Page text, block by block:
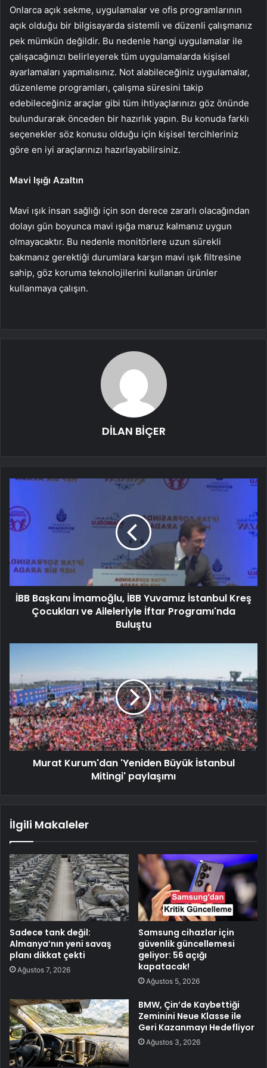
Onlarca açık sekme, uygulamalar ve ofis programlarının
açık olduğu bir bilgisayarda sistemli ve düzenli çalışmanız
pek mümkün değildir. Bu nedenle hangi uygulamalar ile
çalışacağınızı belirleyerek tüm uygulamalarda kişisel
ayarlamaları yapmalısınız. Not alabileceğiniz uygulamalar,
düzenleme programları, çalışma süresini takip
edebileceğiniz araçlar gibi tüm ihtiyaçlarınızı göz önünde
bulundurarak önceden bir hazırlık yapın. Bu konuda farklı
seçenekler söz konusu olduğu için kişisel tercihleriniz
göre en iyi araçlarınızı hazırlayabilirsiniz.
Mavi Işığı Azaltın
Mavi ışık insan sağlığı için son derece zararlı olacağından
dolayı gün boyunca mavi ışığa maruz kalmanız uygun
olmayacaktır. Bu nedenle monitörlere uzun sürekli
bakmanız gerektiği durumlara karşın mavi ışık filtresine
sahip, göz koruma teknolojilerini kullanan ürünler
kullanmaya çalışın.
DİLAN BİÇER
İBB Başkanı İmamoğlu, İBB Yuvamız İstanbul Kreş
Çocukları ve Aileleriyle İftar Programı'nda
Buluştu
Murat Kurum'dan 'Yeniden Büyük İstanbul
Mitingi' paylaşımı
İlgili Makaleler
Sadece tank değil:
Almanya’nın yeni savaş
planı dikkat çekti
Ağustos 7, 2026
Samsung cihazlar için
güvenlik güncellemesi
geliyor: 56 açığı
kapatacak!
Ağustos 5, 2026
BMW, Çin’de Kaybettiği
Zeminini Neue Klasse ile
Geri Kazanmayı Hedefliyor
Ağustos 3, 2026